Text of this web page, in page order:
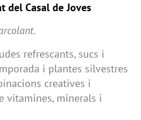
del Casal de Joves
refrescants, sucs i
i plantes silvestres
creatives i
vitamines, minerals i